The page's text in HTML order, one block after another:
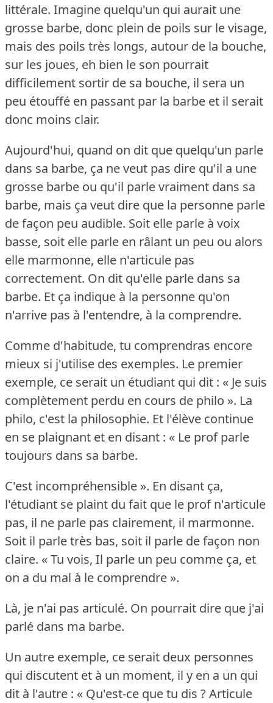
littérale. Imagine quelqu'un qui aurait une
grosse barbe, donc plein de poils sur le visage,
mais des poils très longs, autour de la bouche,
sur les joues, eh bien le son pourrait
difficilement sortir de sa bouche, il sera un
peu étouffé en passant par la barbe et il serait
donc moins clair.
Aujourd'hui, quand on dit que quelqu'un parle
dans sa barbe, ça ne veut pas dire qu'il a une
grosse barbe ou qu'il parle vraiment dans sa
barbe, mais ça veut dire que la personne parle
de façon peu audible. Soit elle parle à voix
basse, soit elle parle en râlant un peu ou alors
elle marmonne, elle n'articule pas
correctement. On dit qu'elle parle dans sa
barbe. Et ça indique à la personne qu'on
n'arrive pas à l'entendre, à la comprendre.
Comme d'habitude, tu comprendras encore
mieux si j'utilise des exemples. Le premier
exemple, ce serait un étudiant qui dit : « Je suis
complètement perdu en cours de philo ». La
philo, c'est la philosophie. Et l'élève continue
en se plaignant et en disant : « Le prof parle
toujours dans sa barbe.
C'est incompréhensible ». En disant ça,
l'étudiant se plaint du fait que le prof n'articule
pas, il ne parle pas clairement, il marmonne.
Soit il parle très bas, soit il parle de façon non
claire. « Tu vois, Il parle un peu comme ça, et
on a du mal à le comprendre ».
Là, je n'ai pas articulé. On pourrait dire que j'ai
parlé dans ma barbe.
Un autre exemple, ce serait deux personnes
qui discutent et à un moment, il y en a un qui
dit à l'autre : « Qu'est-ce que tu dis ?Articule